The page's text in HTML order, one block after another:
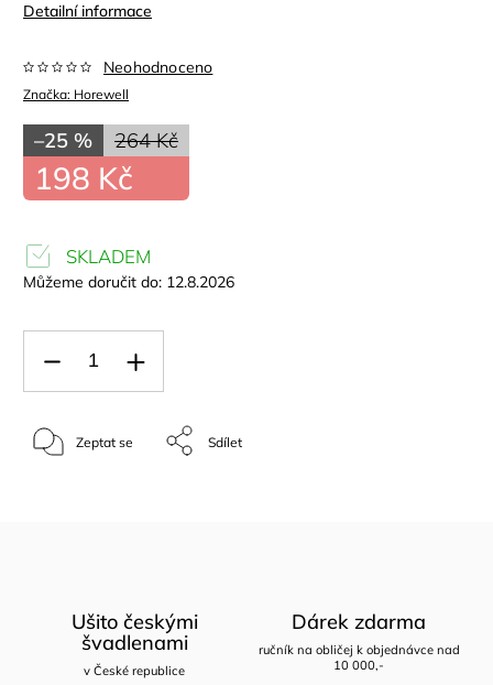
Detailní informace
Značka: Horewell
Neohodnoceno
264 Kč
–25 %
198 Kč
SKLADEM
Můžeme doručit do: 12.8.2026
Zeptat se Sdílet
Ušito českými
švadlenami
v České republice
Dárek zdarma
ručník na obličej k objednávce nad
10 000,-